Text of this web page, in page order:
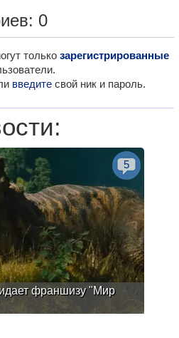
0
только зарегистрированные
введитесвой ник и пароль.
франшизу "Мир
5